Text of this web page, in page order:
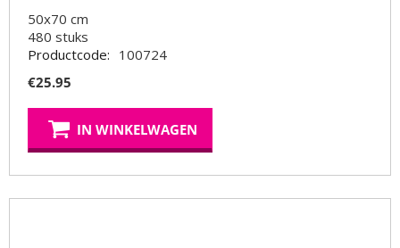
50x70 cm
480 stuks
Productcode: 100724
€25.95
IN WINKELWAGEN